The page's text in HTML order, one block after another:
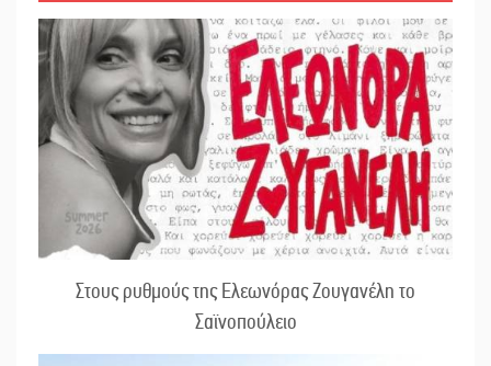
Στους ρυθμούς της Ελεωνόρας Ζουγανέλη το
Σαϊνοπούλειο